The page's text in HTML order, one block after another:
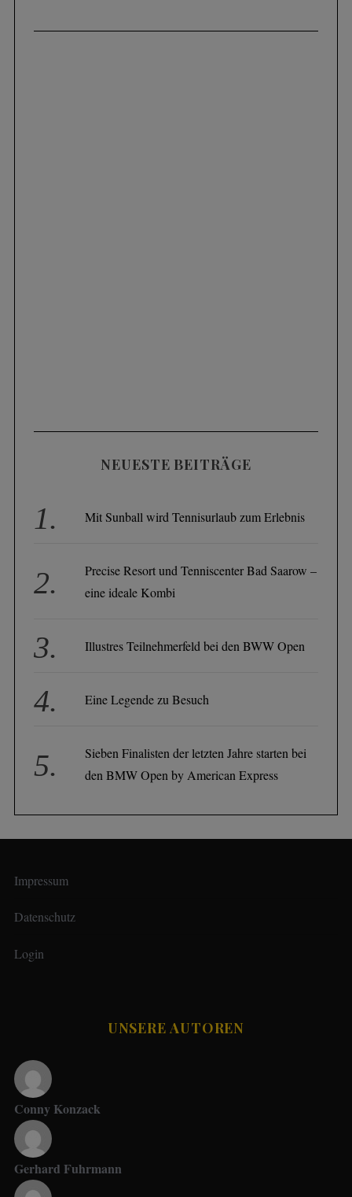
NEUESTE BEITRÄGE
Mit Sunball wird Tennisurlaub zum Erlebnis
Precise Resort und Tenniscenter Bad Saarow –
eine ideale Kombi
Illustres Teilnehmerfeld bei den BWW Open
Eine Legende zu Besuch
Sieben Finalisten der letzten Jahre starten bei
den BMW Open by American Express
Impressum
Datenschutz
Login
UNSERE AUTOREN
Conny Konzack
Gerhard Fuhrmann